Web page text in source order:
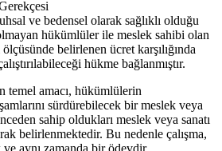
ve bedensel olarak sağlıklı olduğu
hükümlüler ile meslek sahibi olan
belirlenen ücret karşılığında
hükme bağlanmıştır.
temel amacı, hükümlülerin
sürdürebilecek bir meslek veya
sahip oldukları meslek veya sanatı
belirlenmektedir. Bu nedenle çalışma,